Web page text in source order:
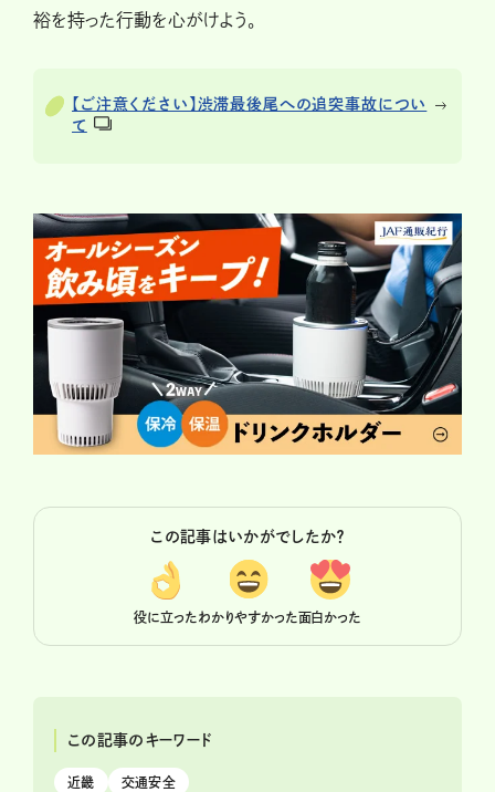
裕を持った行動を心がけよう。
【ご注意ください】渋滞最後尾への追突事故につい
て
この記事はいかがでしたか？
役に立ったわかりやすかった面白かった
この記事のキーワード
近畿 交通安全